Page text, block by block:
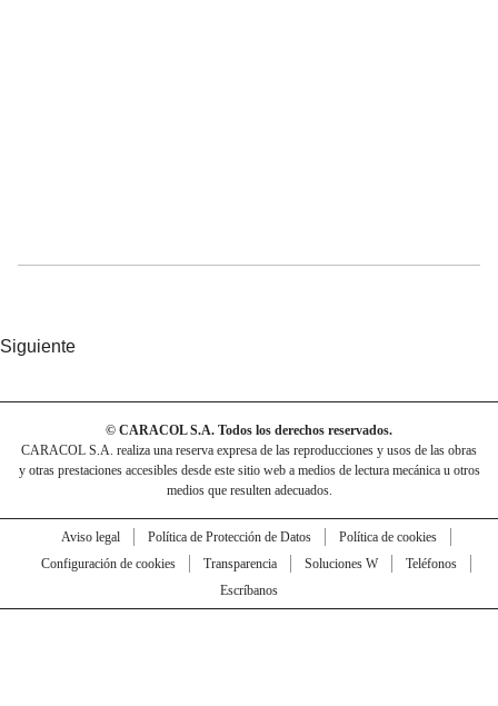
Siguiente
© CARACOL S.A. Todos los derechos reservados.
CARACOL S.A. realiza una reserva expresa de las reproducciones y usos de las obras
y otras prestaciones accesibles desde este sitio web a medios de lectura mecánica u otros
medios que resulten adecuados.
Aviso legal Política de Protección de Datos
Política de cookies
Configuración de cookies
Transparencia Soluciones W
Teléfonos
Escríbanos